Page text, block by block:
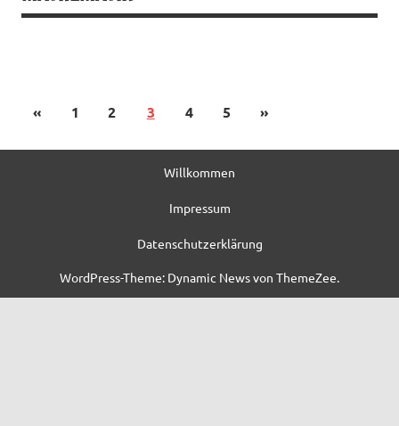
« 1 2 3 4 5 »
Willkommen
Impressum
Datenschutzerklärung
WordPress-Theme: Dynamic News von ThemeZee.